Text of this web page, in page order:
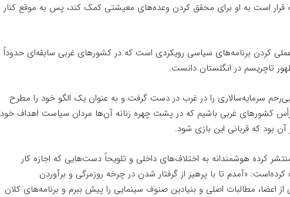
قرار است به او برای محقق کردن وعده‌های معیشتی کمک کند، پس به موقع کنار
عملی کردن برنامه‌های سیاسی رویکردی است که در کشور‌های غربی سابقه‌ای حدوداً
سرمایه‌سالاری را در غرب در دست گرفت و به عنوان یک الگو خود را مطرح
کشور‌های غربی باشیم که در پشت چهره زنانه آن‌ها مردان سیاست اهداف خود
آن بود که قربانی این بازی شود.
کرده هوشمندانه به اختلاف‌های داخلی و تلویحاً دست‌هایی که اجازه کار
«آمدم تا با پرهیز از گرفتار شدن در چرخه روزمرگی و برآوردن
اعضا، مطالبات اصلی و بنیادین صنوف سینمایی را پیش ببرم و برنامه‌های کلان